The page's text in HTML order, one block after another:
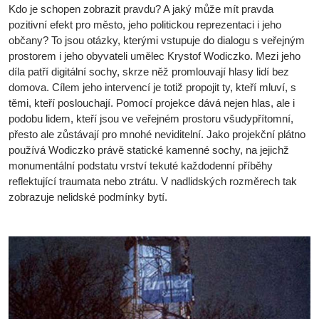
Kdo je schopen zobrazit pravdu? A jaký může mít pravda
pozitivní efekt pro město, jeho politickou reprezentaci i jeho
občany? To jsou otázky, kterými vstupuje do dialogu s veřejným
prostorem i jeho obyvateli umělec Krystof Wodiczko. Mezi jeho
díla patří digitální sochy, skrze něž promlouvají hlasy lidí bez
domova. Cílem jeho intervencí je totiž propojit ty, kteří mluví, s
těmi, kteří poslouchají. Pomocí projekce dává nejen hlas, ale i
podobu lidem, kteří jsou ve veřejném prostoru všudypřítomní,
přesto ale zůstávají pro mnohé neviditelní. Jako projekční plátno
používá Wodiczko právě statické kamenné sochy, na jejichž
monumentální podstatu vrství tekuté každodenní příběhy
reflektující traumata nebo ztrátu. V nadlidských rozměrech tak
zobrazuje nelidské podmínky bytí.